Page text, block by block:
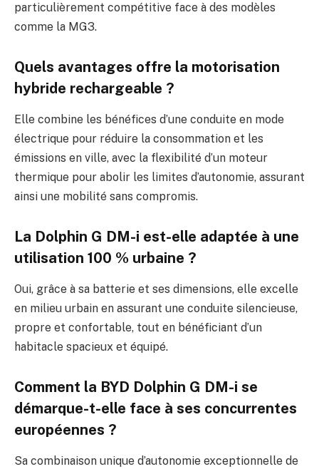
particulièrement compétitive face à des modèles
comme la MG3.
Quels avantages offre la motorisation
hybride rechargeable ?
Elle combine les bénéfices d’une conduite en mode
électrique pour réduire la consommation et les
émissions en ville, avec la flexibilité d’un moteur
thermique pour abolir les limites d’autonomie, assurant
ainsi une mobilité sans compromis.
La Dolphin G DM-i est-elle adaptée à une
utilisation 100 % urbaine ?
Oui, grâce à sa batterie et ses dimensions, elle excelle
en milieu urbain en assurant une conduite silencieuse,
propre et confortable, tout en bénéficiant d’un
habitacle spacieux et équipé.
Comment la BYD Dolphin G DM-i se
démarque-t-elle face à ses concurrentes
européennes ?
Sa combinaison unique d’autonomie exceptionnelle de